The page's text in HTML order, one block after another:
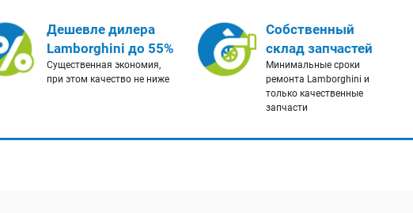
Дешевле дилера
Lamborghini до 55%
Существенная экономия,
при этом качество не ниже
Собственный
склад запчастей
Минимальные сроки
ремонта Lamborghini и
только качественные
запчасти